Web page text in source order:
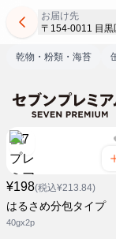
お届け先
〒154-0011 目黒
乾物・粉類・海苔
¥198(税込¥213.84)
はるさめ分包タイプ
40gx2p